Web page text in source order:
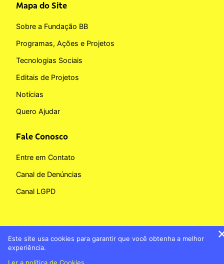
Mapa do Site
Sobre a Fundação BB
Programas, Ações e Projetos
Tecnologias Sociais
Editais de Projetos
Notícias
Quero Ajudar
Fale Conosco
Entre em Contato
Canal de Denúncias
Canal LGPD
Este site usa cookies para garantir que você obtenha a melhor
experiência.